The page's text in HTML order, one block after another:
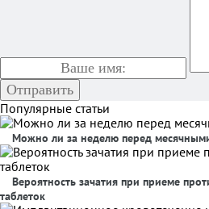
Популярные статьи
Можно ли за неделю перед
Вероятность зачатия при приеме
таблеток